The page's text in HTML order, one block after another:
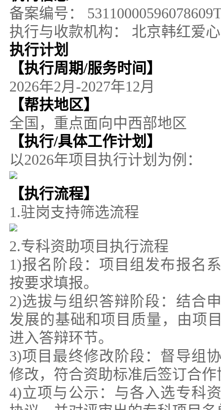
备案编号：
执行与收款机构：
北京韩红爱
执行计划
【执行周期/服务时间】
2026年2月-2027年12月
【帮扶地区】
全国，重点面向中西部地区
【执行/具体工作计划】
以2026年项目执行计划为例：
【执行流程】
1.驻岗支持筛选流程
2.专科资助项目执行流程
1)报名阶段：项目组发布报名
按要求填报。
2)选拔与组织答辩阶段：结合
发展的基础和项目质量，由项
进入答辩环节。
3)项目最终修改阶段：督导组
修改，符合资助标准后签订合作
4)立项与公示：与各入选专科